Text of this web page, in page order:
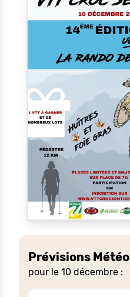
Prévisions Météo
pour le 10 décembre :